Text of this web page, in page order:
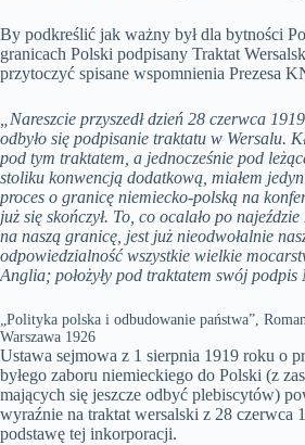
By podkreślić jak ważny był dla bytności
granicach Polski podpisany Traktat
przytoczyć spisane wspomnienia Prezesa
„Nareszcie przyszedł dzień 28 czerwca
odbyło się podpisanie traktatu w Wersalu.
pod tym traktatem, a jednocześnie pod
stoliku konwencją dodatkową, miałem
proces o granicę niemiecko-polską na
już się skończył. To, co ocalało po
na naszą granicę, jest już nieodwołalnie
odpowiedzialność wszystkie wielkie
Anglia; położyły pod traktatem swój podpis
„Polityka polska i odbudowanie państwa”,
Warszawa 1926
Ustawa sejmowa z 1 sierpnia 1919 roku o
byłego zaboru niemieckiego do Polski (z
mających się jeszcze odbyć plebiscytów)
wyraźnie na traktat wersalski z 28 czerwca
podstawę tej inkorporacji.